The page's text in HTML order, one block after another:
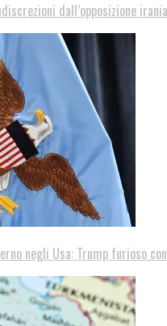
dall’opposizione
negli Usa: Trump furioso